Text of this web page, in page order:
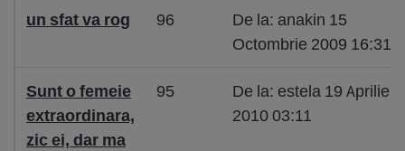
un sfat va rog 96
De la: anakin 15
Octombrie 2009 16:31
Sunt o femeie
extraordinara,
zic ei, dar ma
95
De la: estela 19 Aprilie
2010 03:11